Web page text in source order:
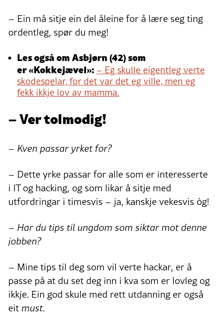
– Ein må sitje ein del åleine for å lære seg ting
ordentleg, spør du meg!
Les også om Asbjørn (42) som
er «Kokkejævel»: – Eg skulle eigentleg verte
skodespelar, for det var det eg ville, men eg
fekk ikkje lov av mamma.
– Ver tolmodig!
– Kven passar yrket for?
– Dette yrke passar for alle som er interesserte
i IT og hacking, og som likar å sitje med
utfordringar i timesvis – ja, kanskje vekesvis òg!
– Har du tips til ungdom som siktar mot denne
jobben?
– Mine tips til deg som vil verte hackar, er å
passe på at du set deg inn i kva som er lovleg og
ikkje. Ein god skule med rett utdanning er også
eitmust.